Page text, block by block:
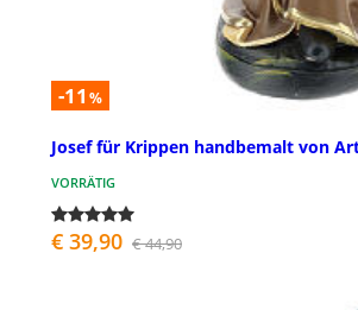
-11 %
Josef für Krippen handbemalt von
VORRÄTIG
€ 39,90 € 44,90